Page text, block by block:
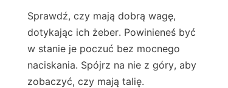
Sprawdź, czy mają dobrą wagę,
dotykając ich żeber. Powinieneś być
w stanie je poczuć bez mocnego
naciskania. Spójrz na nie z góry, aby
zobaczyć, czy mają talię.